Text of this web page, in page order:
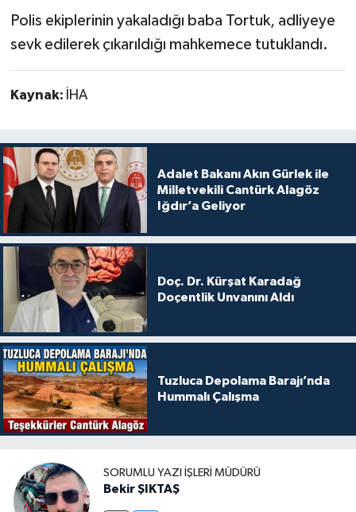
Polis ekiplerinin yakaladığı baba Tortuk, adliyeye
sevk edilerek çıkarıldığı mahkemece tutuklandı.
Kaynak: İHA
Adalet Bakanı Akın Gürlek ile
Milletvekili Cantürk Alagöz
Iğdır’a Geliyor
Doç. Dr. Kürşat Karadağ
Doçentlik Unvanını Aldı
Tuzluca Depolama Barajı’nda
Hummalı Çalışma
SORUMLU YAZI İŞLERI MÜDÜRÜ
Bekir ŞIKTAŞ